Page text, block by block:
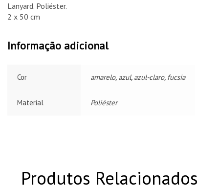
Lanyard. Poliéster.
2 x 50 cm
Informação adicional
Cor amarelo, azul, azul-claro, fucsia
Material Poliéster
Produtos Relacionados